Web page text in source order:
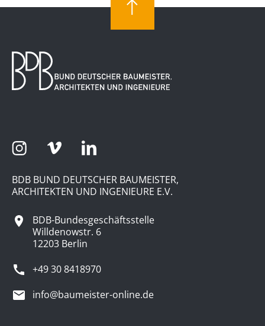
BDB BUND DEUTSCHER BAUMEISTER,
ARCHITEKTEN UND INGENIEURE E.V.
BDB-Bundesgeschäftsstelle
Willdenowstr. 6
12203 Berlin
+49 30 8418970
info@baumeister-online.de